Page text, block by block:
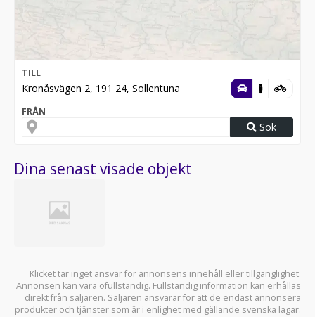
TILL
Kronåsvägen 2, 191 24, Sollentuna
FRÅN
Sök
Dina senast visade objekt
Klicket tar inget ansvar för annonsens innehåll eller tillgänglighet.
Annonsen kan vara ofullständig. Fullständig information kan erhållas
direkt från säljaren. Säljaren ansvarar för att de endast annonsera
produkter och tjänster som är i enlighet med gällande svenska lagar.